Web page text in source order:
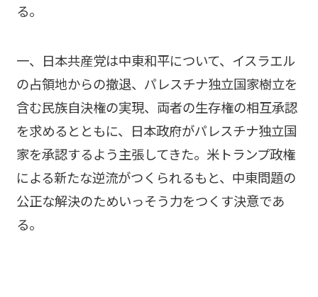
る。
一、日本共産党は中東和平について、イスラエル
の占領地からの撤退、パレスチナ独立国家樹立を
含む民族自決権の実現、両者の生存権の相互承認
を求めるとともに、日本政府がパレスチナ独立国
家を承認するよう主張してきた。米トランプ政権
による新たな逆流がつくられるもと、中東問題の
公正な解決のためいっそう力をつくす決意であ
る。